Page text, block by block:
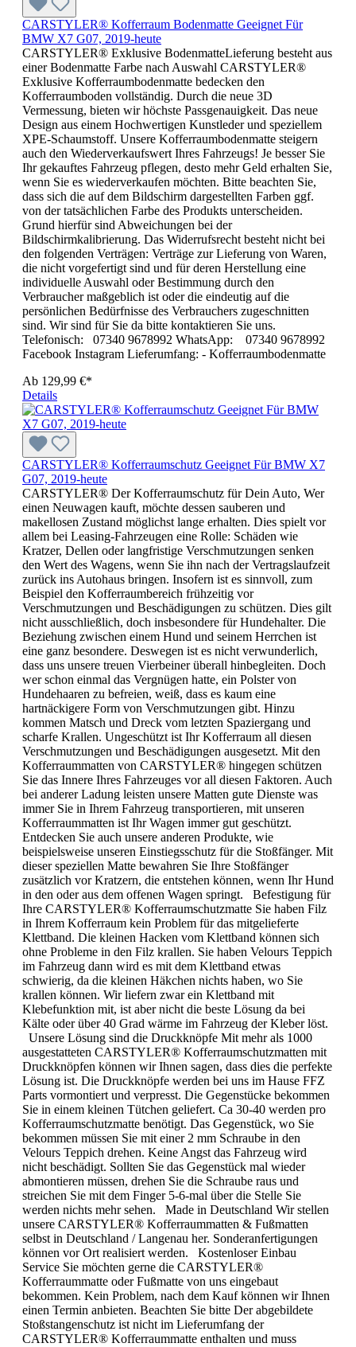
CARSTYLER® Kofferraum Bodenmatte Geeignet Für
BMW X7 G07, 2019-heute
CARSTYLER® Exklusive BodenmatteLieferung besteht aus
einer Bodenmatte Farbe nach Auswahl CARSTYLER®
Exklusive Kofferraumbodenmatte bedecken den
Kofferraumboden vollständig. Durch die neue 3D
Vermessung, bieten wir höchste Passgenauigkeit. Das neue
Design aus einem Hochwertigen Kunstleder und speziellem
XPE-Schaumstoff. Unsere Kofferraumbodenmatte steigern
auch den Wiederverkaufswert Ihres Fahrzeugs! Je besser Sie
Ihr gekauftes Fahrzeug pflegen, desto mehr Geld erhalten Sie,
wenn Sie es wiederverkaufen möchten. Bitte beachten Sie,
dass sich die auf dem Bildschirm dargestellten Farben ggf.
von der tatsächlichen Farbe des Produkts unterscheiden.
Grund hierfür sind Abweichungen bei der
Bildschirmkalibrierung. Das Widerrufsrecht besteht nicht bei
den folgenden Verträgen: Verträge zur Lieferung von Waren,
die nicht vorgefertigt sind und für deren Herstellung eine
individuelle Auswahl oder Bestimmung durch den
Verbraucher maßgeblich ist oder die eindeutig auf die
persönlichen Bedürfnisse des Verbrauchers zugeschnitten
sind. Wir sind für Sie da bitte kontaktieren Sie uns.
Telefonisch: 07340 9678992 WhatsApp: 07340 9678992
Facebook Instagram Lieferumfang: - Kofferraumbodenmatte
Ab 129,99 €*
Details
CARSTYLER® Kofferraumschutz Geeignet Für BMW X7
G07, 2019-heute
CARSTYLER® Der Kofferraumschutz für Dein Auto, Wer
einen Neuwagen kauft, möchte dessen sauberen und
makellosen Zustand möglichst lange erhalten. Dies spielt vor
allem bei Leasing-Fahrzeugen eine Rolle: Schäden wie
Kratzer, Dellen oder langfristige Verschmutzungen senken
den Wert des Wagens, wenn Sie ihn nach der Vertragslaufzeit
zurück ins Autohaus bringen. Insofern ist es sinnvoll, zum
Beispiel den Kofferraumbereich frühzeitig vor
Verschmutzungen und Beschädigungen zu schützen. Dies gilt
nicht ausschließlich, doch insbesondere für Hundehalter. Die
Beziehung zwischen einem Hund und seinem Herrchen ist
eine ganz besondere. Deswegen ist es nicht verwunderlich,
dass uns unsere treuen Vierbeiner überall hinbegleiten. Doch
wer schon einmal das Vergnügen hatte, ein Polster von
Hundehaaren zu befreien, weiß, dass es kaum eine
hartnäckigere Form von Verschmutzungen gibt. Hinzu
kommen Matsch und Dreck vom letzten Spaziergang und
scharfe Krallen. Ungeschützt ist Ihr Kofferraum all diesen
Verschmutzungen und Beschädigungen ausgesetzt. Mit den
Kofferraummatten von CARSTYLER® hingegen schützen
Sie das Innere Ihres Fahrzeuges vor all diesen Faktoren. Auch
bei anderer Ladung leisten unsere Matten gute Dienste was
immer Sie in Ihrem Fahrzeug transportieren, mit unseren
Kofferraummatten ist Ihr Wagen immer gut geschützt.
Entdecken Sie auch unsere anderen Produkte, wie
beispielsweise unseren Einstiegsschutz für die Stoßfänger. Mit
dieser speziellen Matte bewahren Sie Ihre Stoßfänger
zusätzlich vor Kratzern, die entstehen können, wenn Ihr Hund
in den oder aus dem offenen Wagen springt. Befestigung für
Ihre CARSTYLER® Kofferraumschutzmatte Sie haben Filz
in Ihrem Kofferraum kein Problem für das mitgelieferte
Klettband. Die kleinen Hacken vom Klettband können sich
ohne Probleme in den Filz krallen. Sie haben Velours Teppich
im Fahrzeug dann wird es mit dem Klettband etwas
schwierig, da die kleinen Häkchen nichts haben, wo Sie
krallen können. Wir liefern zwar ein Klettband mit
Klebefunktion mit, ist aber nicht die beste Lösung da bei
Kälte oder über 40 Grad wärme im Fahrzeug der Kleber löst.
Unsere Lösung sind die Druckknöpfe Mit mehr als 1000
ausgestatteten CARSTYLER® Kofferraumschutzmatten mit
Druckknöpfen können wir Ihnen sagen, dass dies die perfekte
Lösung ist. Die Druckknöpfe werden bei uns im Hause FFZ
Parts vormontiert und verpresst. Die Gegenstücke bekommen
Sie in einem kleinen Tütchen geliefert. Ca 30-40 werden pro
Kofferraumschutzmatte benötigt. Das Gegenstück, wo Sie
bekommen müssen Sie mit einer 2 mm Schraube in den
Velours Teppich drehen. Keine Angst das Fahrzeug wird
nicht beschädigt. Sollten Sie das Gegenstück mal wieder
abmontieren müssen, drehen Sie die Schraube raus und
streichen Sie mit dem Finger 5-6-mal über die Stelle Sie
werden nichts mehr sehen. Made in Deutschland Wir stellen
unsere CARSTYLER® Kofferraummatten & Fußmatten
selbst in Deutschland / Langenau her. Sonderanfertigungen
können vor Ort realisiert werden. Kostenloser Einbau
Service Sie möchten gerne die CARSTYLER®
Kofferraummatte oder Fußmatte von uns eingebaut
bekommen. Kein Problem, nach dem Kauf können wir Ihnen
einen Termin anbieten. Beachten Sie bitte Der abgebildete
Stoßstangenschutz ist nicht im Lieferumfang der
CARSTYLER® Kofferraummatte enthalten und muss